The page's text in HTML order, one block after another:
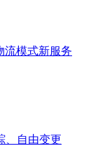
流模式新服务
、自由变更